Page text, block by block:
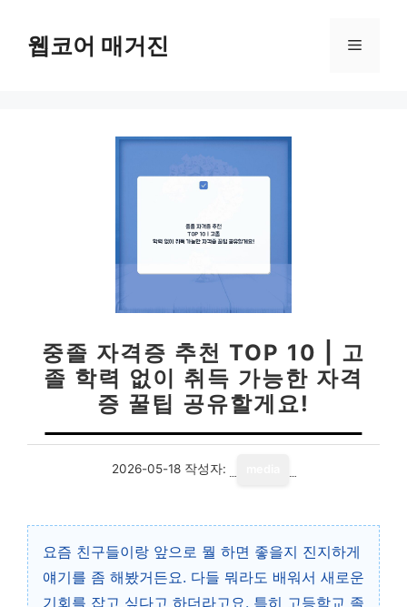
웹코어 매거진 메
중졸 자격증 추천 TOP 10 | 고
졸 학력 없이 취득 가능한 자격
증 꿀팁 공유할게요!
2026-05-18 작성자:
요즘 친구들이랑 앞으로 뭘 하면 좋을지 진지하게
얘기를 좀 해봤거든요. 다들 뭐라도 배워서 새로운
기회를 잡고 싶다고 하더라고요. 특히 고등학교 졸